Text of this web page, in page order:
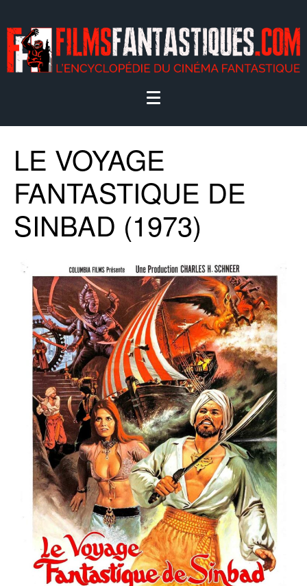
LE VOYAGE
FANTASTIQUE DE
SINBAD (1973)